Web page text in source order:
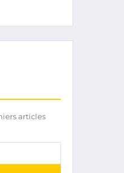
articles